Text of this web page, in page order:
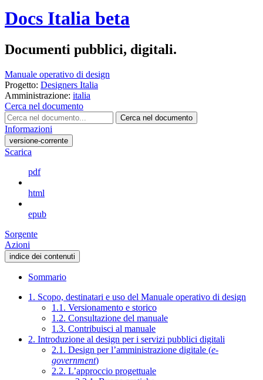
Docs Italia beta
Documenti pubblici, digitali.
Manuale operativo di design
Progetto: Designers Italia
Amministrazione: italia
Cerca nel documento
Cerca nel documento
Informazioni
versione-corrente
Scarica
pdf
html
epub
Sorgente
Azioni
indice dei contenuti
Sommario
1. Scopo, destinatari e uso del Manuale operativo di design
1.1. Versionamento e storico
1.2. Consultazione del manuale
1.3. Contribuisci al manuale
2. Introduzione al design per i servizi pubblici digitali
2.1. Design per l’amministrazione digitale (e-
government)
2.2. L’approccio progettuale